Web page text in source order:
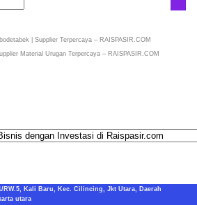
| Supplier Terpercaya – RAISPASIR.COM
Material Urugan Terpercaya – RAISPASIR.COM
RW.5, Kali Baru, Kec. Cilincing, Jkt Utara, Daerah
utara